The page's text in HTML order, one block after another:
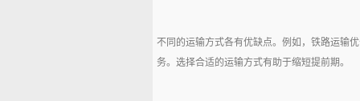
不同的运输方式各有优缺点。例如，铁路运输
务。选择合适的运输方式有助于缩短提前期。